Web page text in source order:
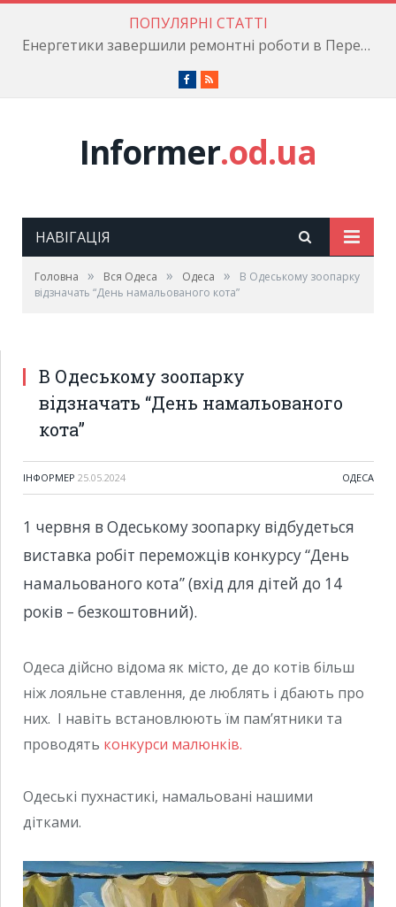
ПОПУЛЯРНІ СТАТТІ
Енергетики завершили ремонтні роботи в Пересипському районі
Facebook
RSS
Informer.od.ua
НАВІГАЦІЯ
Головна » Вся Одеса » Одеса »
В Одеському зоопарку
відзначать “День намальованого кота”
В Одеському зоопарку
відзначать “День намальованого
кота”
ІНФОРМЕР 25.05.2024 ОДЕСА
1 червня в Одеському зоопарку відбудеться
виставка робіт переможців конкурсу “День
намальованого кота” (вхід для дітей до 14
років – безкоштовний).
Одеса дійсно відома як місто, де до котів більш
ніж лояльне ставлення, де люблять і дбають про
них. І навіть встановлюють їм пам’ятники та
проводять конкурси малюнків.
Одеські пухнастикі, намальовані нашими
дітками.